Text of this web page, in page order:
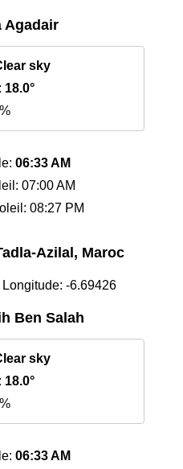
Agadair
sky
18.0°
06:33 AM
07:00 AM
08:27 PM
Azilal, Maroc
-6.69426
Ben Salah
sky
18.0°
06:33 AM